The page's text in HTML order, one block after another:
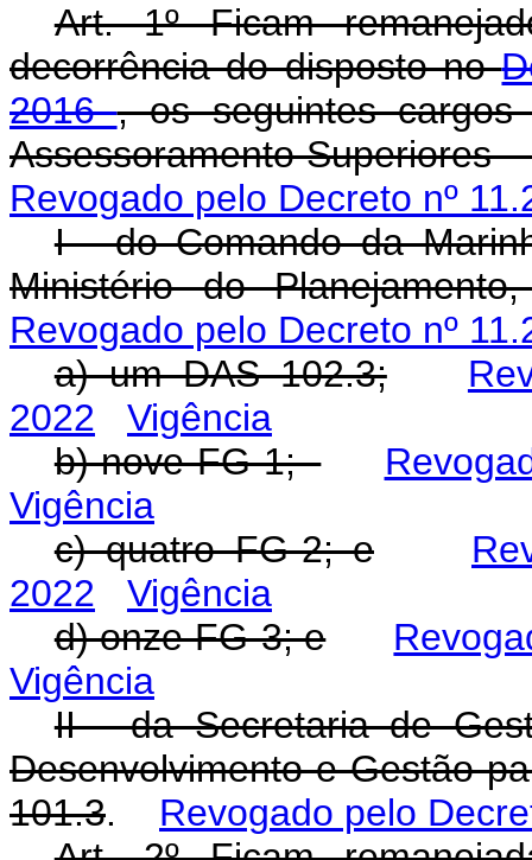
Art. 1º Ficam
decorrência do disposto no
2016, os seguintes cargos
Assessoramento Superiores
Revogado pelo Decreto nº
I - do Comando da
Ministério do
Revogado pelo Decreto nº
a) um DAS 102.3;
2022
Vigência
b) nove FG-1;
Vigência
c) quatro FG-2; e
2022
Vigência
d) onze FG-3; e
Vigência
II - da Secretaria de
Desenvolvimento e Gestão
101.3. Revogado pelo